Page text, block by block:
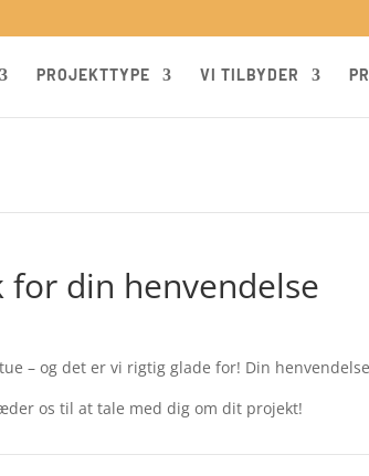
PROJEKTTYPE VI TILBYDER
for din henvendelse
– og det er vi rigtig glade for! Din
os til at tale med dig om dit projekt!